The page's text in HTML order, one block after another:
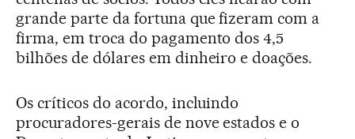
grande parte da fortuna que fizeram com a
firma, em troca do pagamento dos 4,5
bilhões de dólares em dinheiro e doações.
Os críticos do acordo, incluindo
procuradores-gerais de nove estados e o